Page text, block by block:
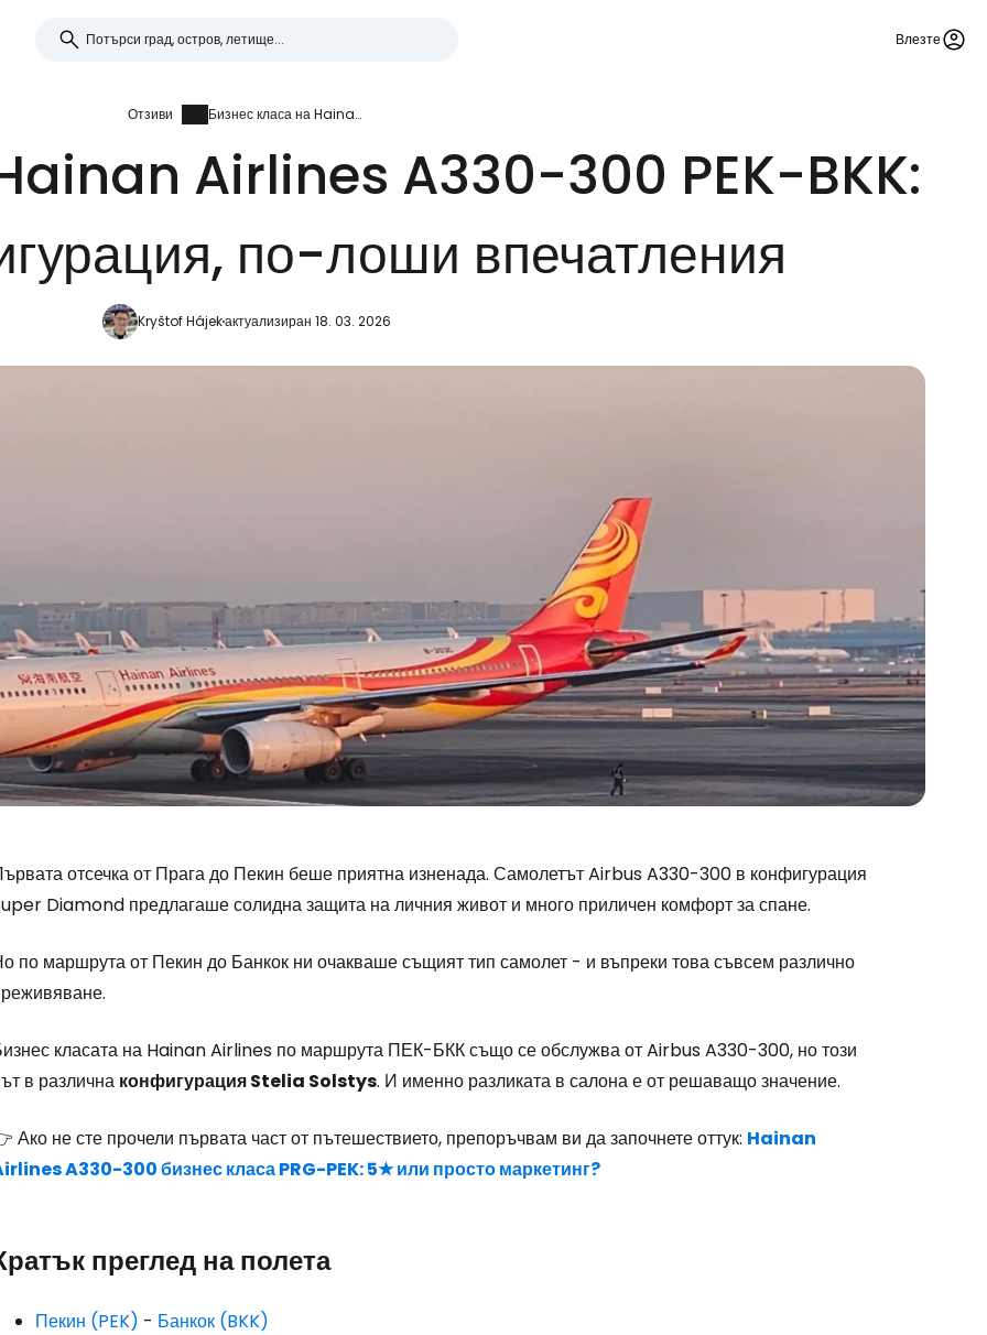
Влезте
Отзиви Бизнес класа на Hainan Airlines A330-300 PEK-BKK: стара конфигурация, по-лоши впечатления
Airlines A330-300 PEK-BKK:
по-лоши впечатления
Kryštof Hájekактуализиран 18. 03. 2026
отсечка от Прага до Пекин беше приятна изненада. Самолетът Airbus A330-300 в конфигурация
Diamond предлагаше солидна защита на личния живот и много приличен комфорт за спане.
по маршрута от Пекин до Банкок ни очакваше същият тип самолет - и въпреки това съвсем различно
класата на Hainan Airlines по маршрута ПЕК-БКК също се обслужва от Airbus A330-300, но този
в различна конфигурация Stelia Solstys. И именно разликата в салона е от решаващо значение.
Ако не сте прочели първата част от пътешествието, препоръчвам ви да започнете оттук: Hainan
A330-300 бизнес класа PRG-PEK: 5★ или просто маркетинг?
преглед на полета
Пекин (PEK) - Банкок (BKK)